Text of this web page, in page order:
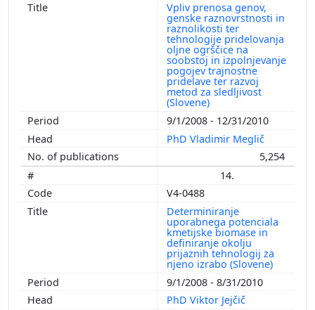
Vpliv prenosa genov,
genske raznovrstnosti in
raznolikosti ter
tehnologije pridelovanja
oljne ogrščice na
soobstoj in izpolnjevanje
pogojev trajnostne
pridelave ter razvoj
metod za sledljivost
(Slovene)
9/1/2008 - 12/31/2010
PhD Vladimir Meglič
5,254
14.
V4-0488
Determiniranje
uporabnega potenciala
kmetijske biomase in
definiranje okolju
prijaznih tehnologij za
njeno izrabo (Slovene)
9/1/2008 - 8/31/2010
PhD Viktor Jejčič